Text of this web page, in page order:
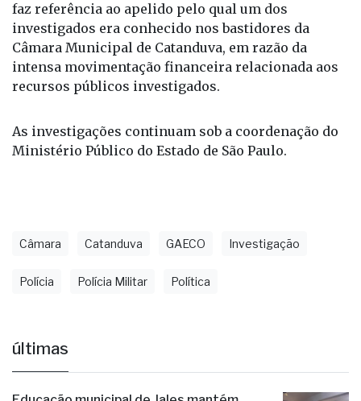
faz referência ao apelido pelo qual um dos
investigados era conhecido nos bastidores da
Câmara Municipal de Catanduva, em razão da
intensa movimentação financeira relacionada aos
recursos públicos investigados.
As investigações continuam sob a coordenação do
Ministério Público do Estado de São Paulo.
Câmara Catanduva GAECO Investigação
Polícia Polícia Militar Política
últimas